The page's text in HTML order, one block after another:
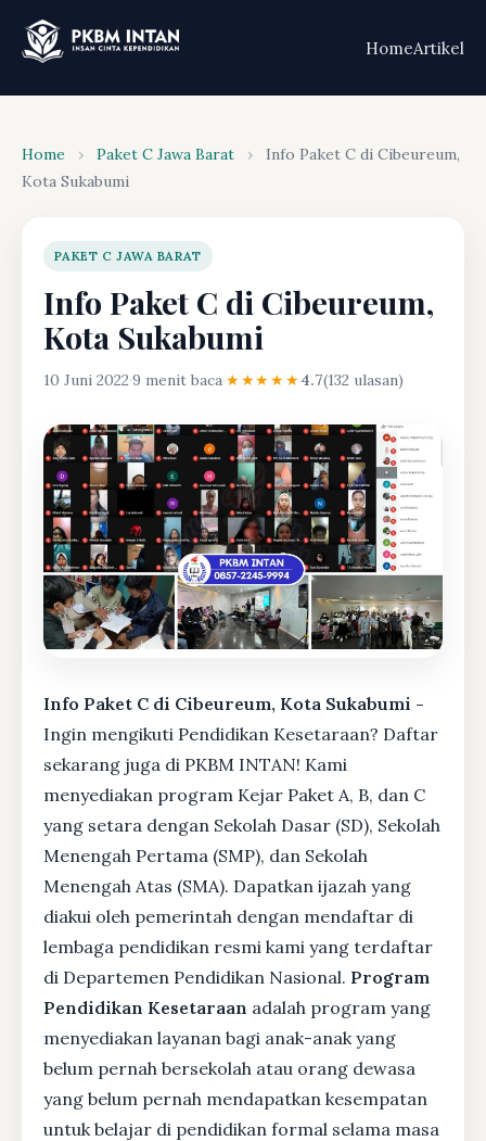
HomeArtikel
Home › Paket C Jawa Barat ›
Info Paket C di Cibeureum,
Kota Sukabumi
PAKET C JAWA BARAT
Info Paket C di Cibeureum,
Kota Sukabumi
10 Juni 2022·9 menit baca·★★★★★4.7(132 ulasan)
Info Paket C di Cibeureum, Kota Sukabumi -
Ingin mengikuti Pendidikan Kesetaraan? Daftar
sekarang juga di PKBM INTAN! Kami
menyediakan program Kejar Paket A, B, dan C
yang setara dengan Sekolah Dasar (SD), Sekolah
Menengah Pertama (SMP), dan Sekolah
Menengah Atas (SMA). Dapatkan ijazah yang
diakui oleh pemerintah dengan mendaftar di
lembaga pendidikan resmi kami yang terdaftar
di Departemen Pendidikan Nasional. Program
Pendidikan Kesetaraan adalah program yang
menyediakan layanan bagi anak-anak yang
belum pernah bersekolah atau orang dewasa
yang belum pernah mendapatkan kesempatan
untuk belajar di pendidikan formal selama masa